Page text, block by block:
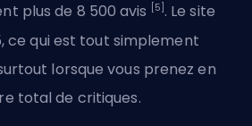
plus de 8 500 avis
[5] . Le site
ce qui est tout simplement
lorsque vous prenez en
total de critiques.